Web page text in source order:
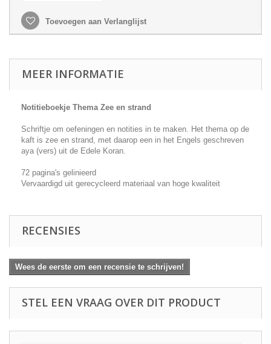
Toevoegen aan Verlanglijst
MEER INFORMATIE
Notitieboekje Thema Zee en strand
Schriftje om oefeningen en notities in te maken. Het thema op de
kaft is zee en strand, met daarop een in het Engels geschreven
aya (vers) uit de Edele Koran.
72 pagina's gelinieerd
Vervaardigd uit gerecycleerd materiaal van hoge kwaliteit
RECENSIES
Wees de eerste om een recensie te schrijven!
STEL EEN VRAAG OVER DIT PRODUCT